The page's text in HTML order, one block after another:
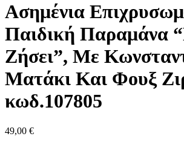
Ασημένια
Παιδική Παραμάνα
Ζήσει”, Με
Ματάκι Και Φουξ
κωδ.107805
49,00 €